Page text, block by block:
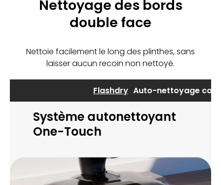
Nettoyage des bords
double face
Nettoie facilement le long des plinthes, sans
laisser aucun recoin non nettoyé.
Flashdry Auto-nettoyage
Système autonettoyant
One-Touch